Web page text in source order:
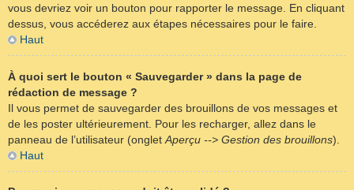
vous devriez voir un bouton pour rapporter le message. En cliquant
dessus, vous accéderez aux étapes nécessaires pour le faire.
Haut
À quoi sert le bouton « Sauvegarder » dans la page de
rédaction de message ?
Il vous permet de sauvegarder des brouillons de vos messages et
de les poster ultérieurement. Pour les recharger, allez dans le
panneau de l’utilisateur (onglet Aperçu --> Gestion des brouillons).
Haut